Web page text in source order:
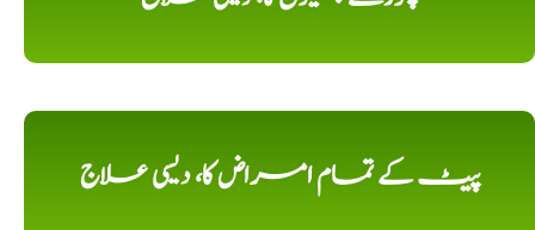
پیٹ کے تمام امراض کا، دیسی علاج